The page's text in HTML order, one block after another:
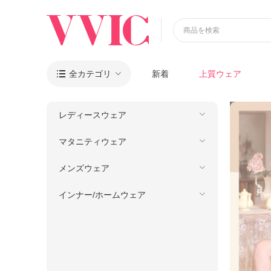
商品を検索
 全カテゴリ 新着 上質ウェア
レディースウェア
マタニティウェア
メンズウェア
インナー/ホームウェア